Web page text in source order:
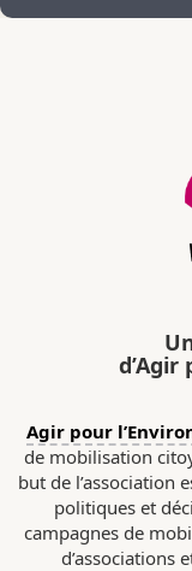
Agir pour
de mobilisation
but de l’association
politiques et
campagnes de
d’associations